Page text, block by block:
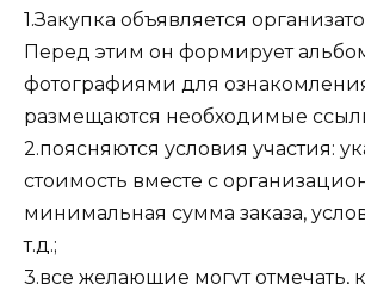
1.Закупка объявляется
Перед этим он формирует
фотографиями для
размещаются необходимые
2.поясняются условия участия:
стоимость вместе с
минимальная сумма заказа,
т.д.;
3.все желающие могут отмечать,